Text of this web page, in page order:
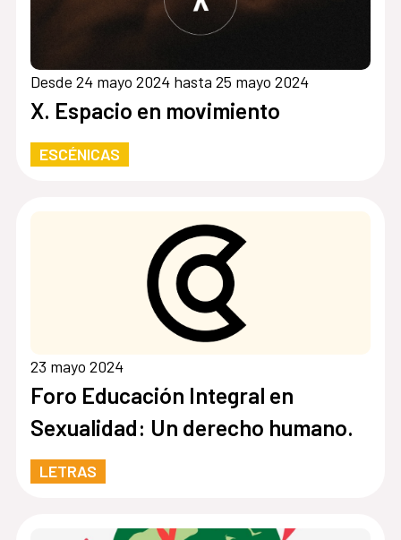
Desde 24 mayo 2024 hasta 25 mayo 2024
X. Espacio en movimiento
ESCÉNICAS
23 mayo 2024
Foro Educación Integral en
Sexualidad: Un derecho humano.
LETRAS